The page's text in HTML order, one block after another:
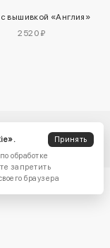
вышивкой «Англия»
2520 ₽
Принять
обработке
запретить
браузера